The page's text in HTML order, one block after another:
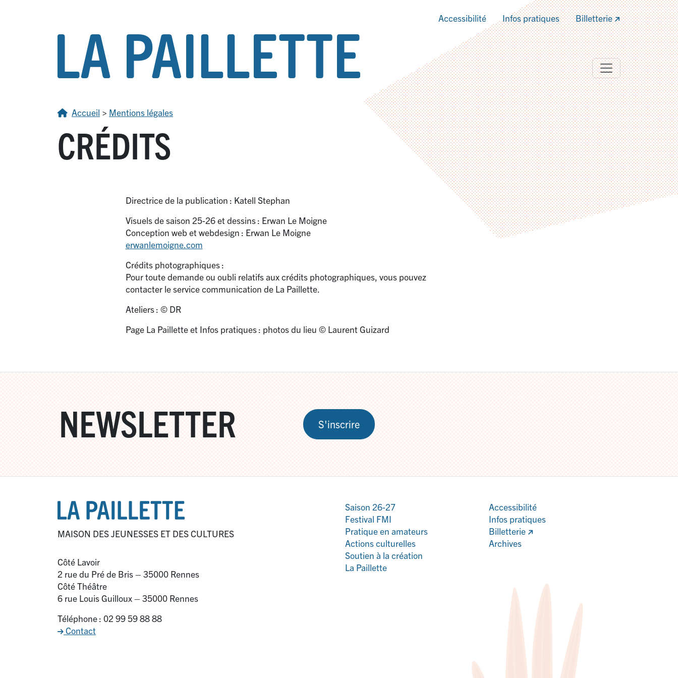
Accessibilité Infos pratiques Billetterie
Accueil > Mentions légales
CRÉDITS
Directrice de la publication : Katell Stephan
Visuels de saison 25-26 et dessins : Erwan Le Moigne
Conception web et webdesign : Erwan Le Moigne
erwanlemoigne.com
Crédits photographiques :
Pour toute demande ou oubli relatifs aux crédits photographiques, vous pouvez
contacter le service communication de La Paillette.
Ateliers : © DR
Page La Paillette et Infos pratiques : photos du lieu © Laurent Guizard
NEWSLETTER S'inscrire
MAISON DES JEUNESSES ET DES CULTURES
Côté Lavoir
2 rue du Pré de Bris – 35000 Rennes
Côté Théâtre
6 rue Louis Guilloux – 35000 Rennes
Téléphone : 02 99 59 88 88
Contact
Saison 26-27
Festival FMI
Pratique en amateurs
Actions culturelles
Soutien à la création
La Paillette
Accessibilité
Infos pratiques
Billetterie
Archives